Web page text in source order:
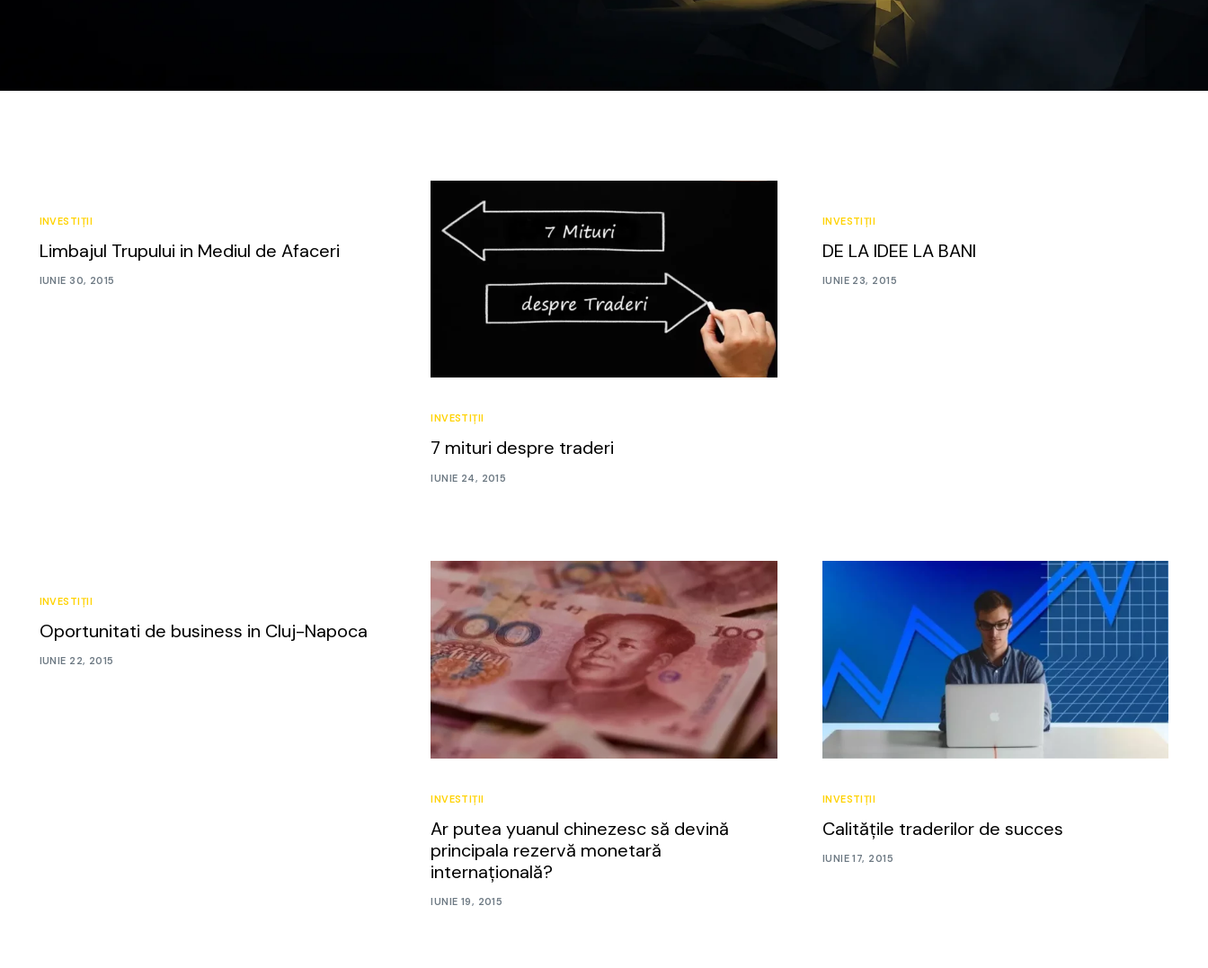
INVESTIȚII
Limbajul Trupului in Mediul de Afaceri
IUNIE 30, 2015
INVESTIȚII
7 mituri despre traderi
IUNIE 24, 2015
INVESTIȚII
DE LA IDEE LA BANI
IUNIE 23, 2015
INVESTIȚII
Oportunitati de business in Cluj-Napoca
IUNIE 22, 2015
INVESTIȚII
Ar putea yuanul chinezesc să devină
principala rezervă monetară
internaţională?
IUNIE 19, 2015
INVESTIȚII
Calitățile traderilor de succes
IUNIE 17, 2015